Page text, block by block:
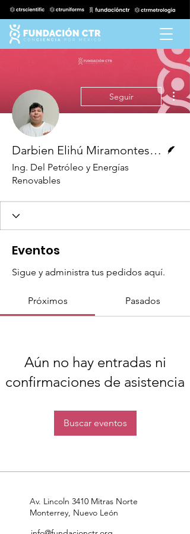
Seguir
Darbien Elihú Miramontes Rivas
Ing. Del Petróleo y Energías
Renovables
Eventos
Sigue y administra tus pedidos aquí.
Próximos Pasados
Aún no hay entradas ni
confirmaciones de asistencia
Buscar eventos
Av. Lincoln 3410 Mitras Norte
Monterrey, Nuevo León